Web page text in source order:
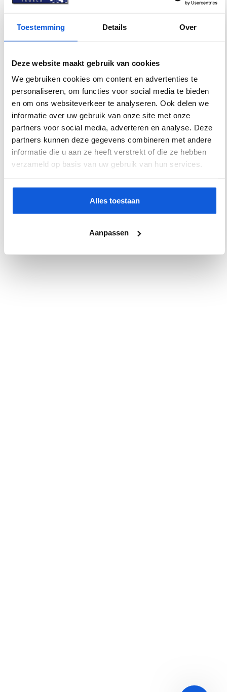
Toestemming Details Over
Deze website maakt gebruik van cookies
We gebruiken cookies om content en advertenties te
personaliseren, om functies voor social media te bieden
en om ons websiteverkeer te analyseren. Ook delen we
informatie over uw gebruik van onze site met onze
partners voor social media, adverteren en analyse. Deze
partners kunnen deze gegevens combineren met andere
informatie die u aan ze heeft verstrekt of die ze hebben
verzameld op basis van uw gebruik van hun services.
Alles toestaan
Aanpassen
Gerectificeerd
Geschikt voor
vloerverwarming
Ja
Inhoud doos m²
2.88
Kleur
Grijs
Materiaal
Keramiek
Toepassing
Wand-/vloertegel
Ja